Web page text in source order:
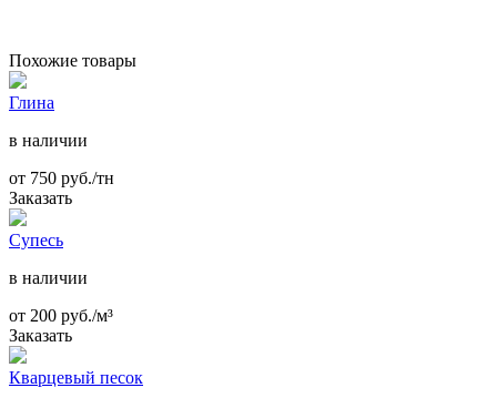
Похожие товары
Глина
в наличии
от 750 руб./тн
Заказать
Супесь
в наличии
от 200 руб./м³
Заказать
Кварцевый песок